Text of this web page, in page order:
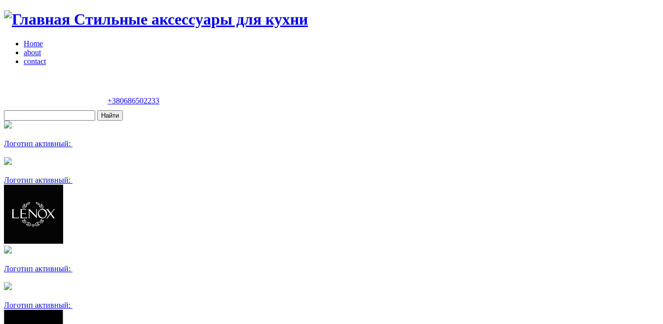
Стильные аксессуары для кухни
Home
about
contact
+380686502233
Логотип активный:
Логотип активный:
Логотип активный:
Логотип активный: